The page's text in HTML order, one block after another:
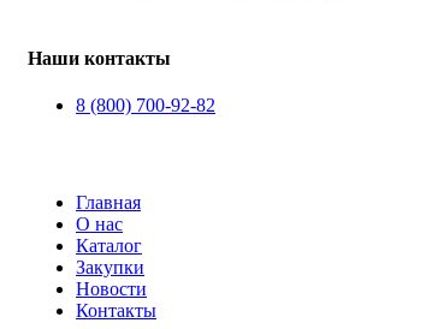
Наши контакты
8 (800) 700-92-82
Главная
О нас
Каталог
Закупки
Новости
Контакты